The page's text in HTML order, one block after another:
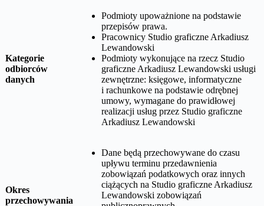
Kategorie
odbiorców
danych
Podmioty upoważnione na podstawie
przepisów prawa.
Pracownicy Studio graficzne Arkadiusz
Lewandowski
Podmioty wykonujące na rzecz Studio
graficzne Arkadiusz Lewandowski usługi
zewnętrzne: księgowe, informatyczne
i rachunkowe na podstawie odrębnej
umowy, wymagane do prawidłowej
realizacji usług przez Studio graficzne
Arkadiusz Lewandowski
Okres
przechowywania
Dane będą przechowywane do czasu
upływu terminu przedawnienia
zobowiązań podatkowych oraz innych
ciążących na Studio graficzne Arkadiusz
Lewandowski zobowiązań